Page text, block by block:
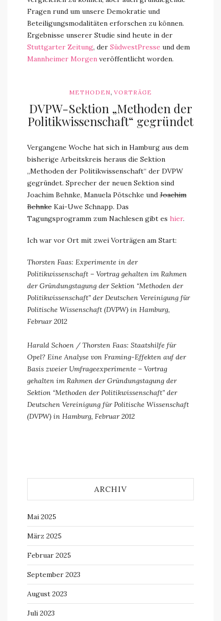
Fragen rund um unsere Demokratie und
Beteiligungsmodalitäten erforschen zu können.
Ergebnisse unserer Studie sind heute in der
Stuttgarter Zeitung, der SüdwestPresse und dem
Mannheimer Morgen veröffentlicht worden.
METHODEN, VORTRÄGE
DVPW-Sektion „Methoden der
Politikwissenschaft“ gegründet
Vergangene Woche hat sich in Hamburg aus dem
bisherige Arbeitskreis heraus die Sektion
„Methoden der Politikwissenschaft“ der DVPW
gegründet. Sprecher der neuen Sektion sind
Joachim Behnke, Manuela Pötschke und Joachim
Behnke Kai-Uwe Schnapp. Das
Tagungsprogramm zum Nachlesen gibt es hier.
Ich war vor Ort mit zwei Vorträgen am Start:
Thorsten Faas: Experimente in der
Politikwissenschaft – Vortrag gehalten im Rahmen
der Gründungstagung der Sektion “Methoden der
Politikwissenschaft” der Deutschen Vereinigung für
Politische Wissenschaft (DVPW) in Hamburg,
Februar 2012
Harald Schoen / Thorsten Faas: Staatshilfe für
Opel? Eine Analyse von Framing-Effekten auf der
Basis zweier Umfrageexperimente – Vortrag
gehalten im Rahmen der Gründungstagung der
Sektion “Methoden der Politikwissenschaft” der
Deutschen Vereinigung für Politische Wissenschaft
(DVPW) in Hamburg, Februar 2012
ARCHIV
Mai 2025
März 2025
Februar 2025
September 2023
August 2023
Juli 2023